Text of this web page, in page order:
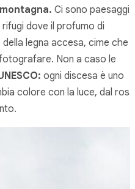
Ci sono paesaggi
dove il profumo di
legna accesa, cime che
Non a caso le
ogni discesa è uno
colore con la luce, dal rosa